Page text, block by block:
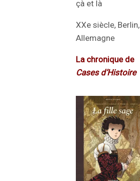
çà et là
XXe siècle, Berlin,
Allemagne
La chronique de
Cases d’Histoire